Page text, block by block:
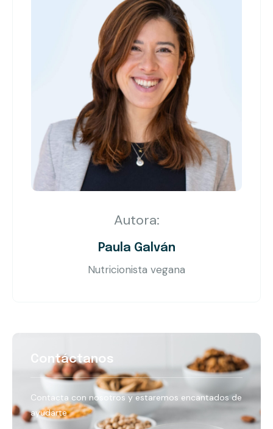
Autora:
Paula Galván
Nutricionista vegana
Contáctanos
Contacta con nosotros y estaremos encantados de
ayudarte